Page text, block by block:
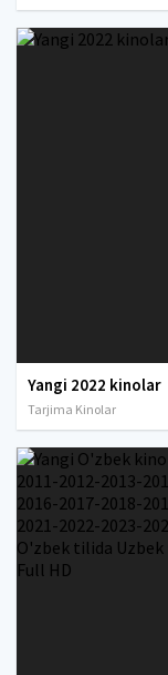
Yangi 2022 kinolar
Tarjima Kinolar